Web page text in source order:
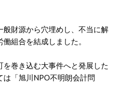
財源から穴埋めし、不当に解
組合を結成しました。
巻き込む大事件へと発展した
は「旭川NPO不明朗会計問